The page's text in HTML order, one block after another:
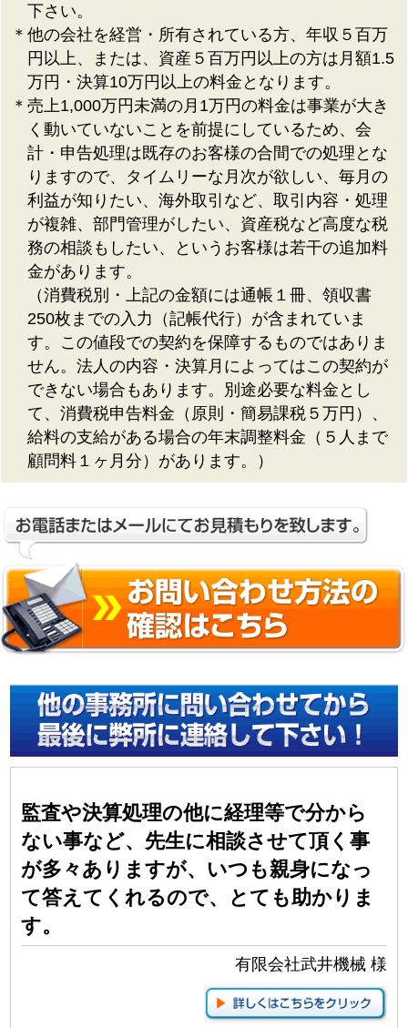
下さい。
＊他の会社を経営・所有されている方、年収５百万
円以上、または、資産５百万円以上の方は月額1.5
万円・決算10万円以上の料金となります。
＊売上1,000万円未満の月1万円の料金は事業が大き
く動いていないことを前提にしているため、会
計・申告処理は既存のお客様の合間での処理とな
りますので、タイムリーな月次が欲しい、毎月の
利益が知りたい、海外取引など、取引内容・処理
が複雑、部門管理がしたい、資産税など高度な税
務の相談もしたい、というお客様は若干の追加料
金があります。
（消費税別・上記の金額には通帳１冊、領収書
250枚までの入力（記帳代行）が含まれていま
す。この値段での契約を保障するものではありま
せん。法人の内容・決算月によってはこの契約が
できない場合もあります。別途必要な料金とし
て、消費税申告料金（原則・簡易課税５万円）、
給料の支給がある場合の年末調整料金（５人まで
顧問料１ヶ月分）があります。）
監査や決算処理の他に経理等で分から
ない事など、先生に相談させて頂く事
が多々ありますが、いつも親身になっ
て答えてくれるので、
とても助かりま
す。
有限会社武井機械 様